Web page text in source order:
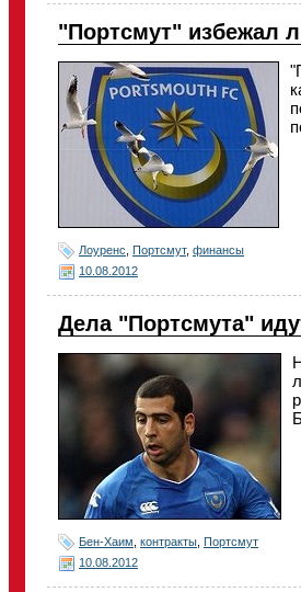
"Портсмут" избежал
Лоуренс Портсмут, финансы
10.08.2012
Дела "Портсмута"
Бен-Хаим контракты Портсмут
10.08.2012